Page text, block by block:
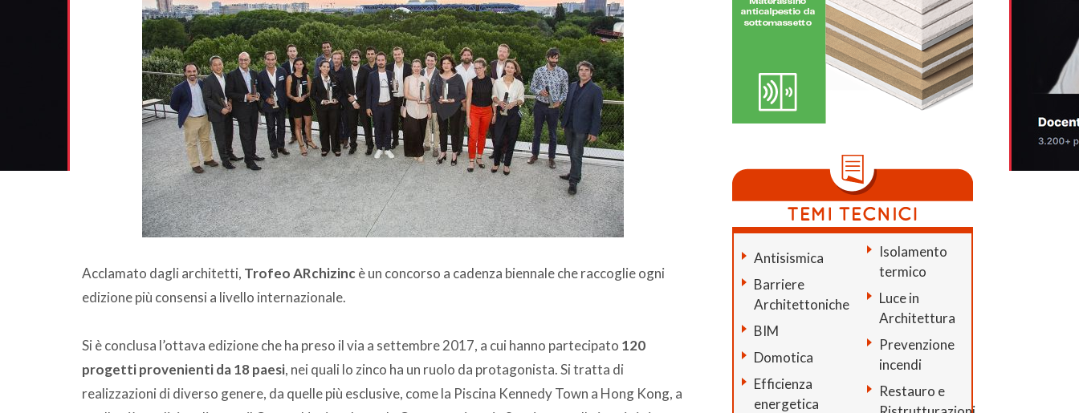
Acclamato dagli architetti, Trofeo ARchizincè un concorso a cadenza biennale che raccoglie ogni
edizione più consensi a livello internazionale.
Si è conclusa l’ottava edizione che ha preso il via a settembre 2017, a cui hanno partecipato 120
progetti provenienti da 18 paesi, nei quali lo zinco ha un ruolo da protagonista. Si tratta di
realizzazioni di diverso genere, da quelle più esclusive, come la Piscina Kennedy Town a Hong Kong, a
Antisismica
Barriere
Architettoniche
BIM
Domotica
Efficienza
energetica
Isolamento
termico
Luce in
Architettura
Prevenzione
incendi
Restauro e